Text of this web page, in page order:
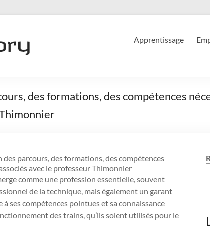
Apprentissage
des formations, des compétences
parcours, des formations, des compétences
avec le professeur Thimonnier
comme une profession essentielle, souvent
de la technique, mais également un garant
ses compétences pointues et sa connaissance
des trains, qu’ils soient utilisés pour le